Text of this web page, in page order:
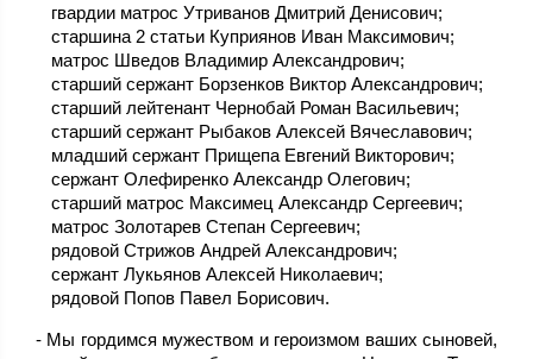
гвардии матрос Утриванов Дмитрий Денисович;
старшина 2 статьи Куприянов Иван Максимович;
матрос Шведов Владимир Александрович;
старший сержант Борзенков Виктор Александрович;
старший лейтенант Чернобай Роман Васильевич;
старший сержант Рыбаков Алексей Вячеславович;
младший сержант Прищепа Евгений Викторович;
сержант Олефиренко Александр Олегович;
старший матрос Максимец Александр Сергеевич;
матрос Золотарев Степан Сергеевич;
рядовой Стрижов Андрей Александрович;
сержант Лукьянов Алексей Николаевич;
рядовой Попов Павел Борисович.
- Мы гордимся мужеством и героизмом ваших сыновей,